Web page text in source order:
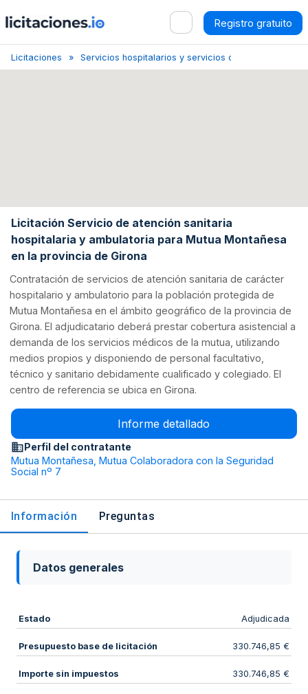
Registro gratuito
Licitaciones Servicios hospitalarios y servicios conexos
Licitación Servicio de atención sanitaria
hospitalaria y ambulatoria para Mutua Montañesa
en la provincia de Girona
Contratación de servicios de atención sanitaria de carácter
hospitalario y ambulatorio para la población protegida de
Mutua Montañesa en el ámbito geográfico de la provincia de
Girona. El adjudicatario deberá prestar cobertura asistencial a
demanda de los servicios médicos de la mutua, utilizando
medios propios y disponiendo de personal facultativo,
técnico y sanitario debidamente cualificado y colegiado. El
centro de referencia se ubica en Girona.
Informe detallado
Perfil del contratante
Mutua Montañesa, Mutua Colaboradora con la Seguridad
Social nº 7
Información Preguntas
Datos generales
Estado Adjudicada
Presupuesto base de licitación 330.746,85 €
Importe sin impuestos 330.746,85 €